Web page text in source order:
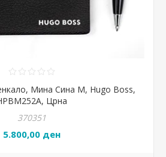
Мина Сина М, Hugo Boss,
Црна
370351
5.800,00 ден